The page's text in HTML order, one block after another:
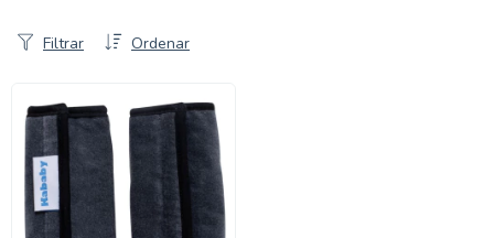
Ordenar
Filtrar